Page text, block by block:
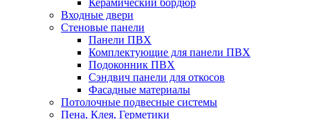
Керамический бордюр
Входные двери
Стеновые панели
Панели ПВХ
Комплектующие для панели ПВХ
Подоконник ПВХ
Сэндвич панели для откосов
Фасадные материалы
Потолочные подвесные системы
Пена, Клея, Герметики